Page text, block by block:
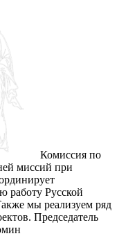
Комиссия по
миссий при
работу Русской
мы реализуем ряд
Председатель